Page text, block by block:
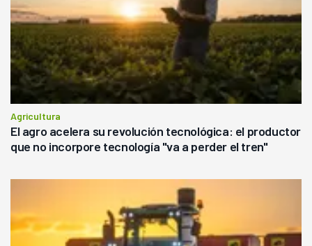
Agricultura
El agro acelera su revolución tecnológica: el productor
que no incorpore tecnología "va a perder el tren"